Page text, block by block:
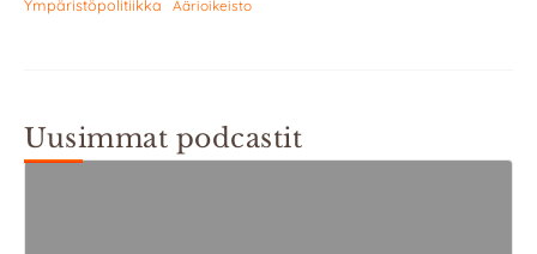
Ympäristöpolitiikka Äärioikeisto
Uusimmat podcastit